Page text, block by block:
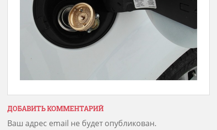
ДОБАВИТЬ КОММЕНТАРИЙ
Ваш адрес email не будет опубликован.